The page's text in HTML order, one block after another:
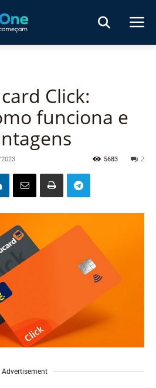
Click:
funciona e
2
5683
Advertisement